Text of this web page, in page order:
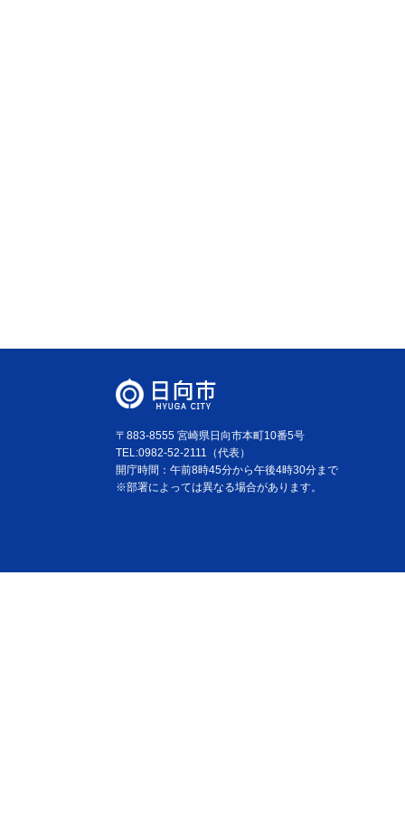
〒883-8555 宮崎県日向市本町10番5号
TEL:0982-52-2111（代表）
開庁時間：午前8時45分から午後4時30分まで
※部署によっては異なる場合があります。